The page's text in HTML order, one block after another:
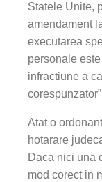
Statele Unite,
amendament
executarea
personale
infractiune a
Atat o
hotarare
Daca nici una
mod corect in